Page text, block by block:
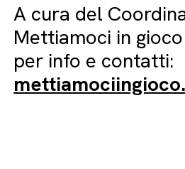
A cura del
Mettiamoci in gioco
per info e contatti: